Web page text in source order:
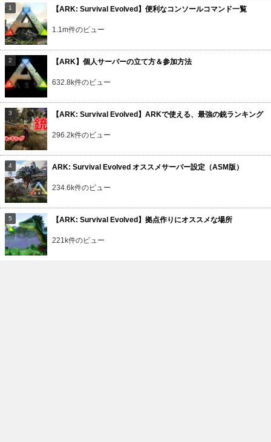
【ARK: Survival Evolved】便利なコンソールコマンド一覧
1.1m件のビュー
【ARK】個人サーバーの立て方＆参加方法
632.8k件のビュー
【ARK: Survival Evolved】ARKで使える、最強の銃ランキング
296.2k件のビュー
ARK: Survival Evolved オススメサーバー設定（ASM版）
234.6k件のビュー
【ARK: Survival Evolved】拠点作りにオススメな場所
221k件のビュー